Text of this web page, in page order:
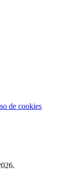
de cookies
.